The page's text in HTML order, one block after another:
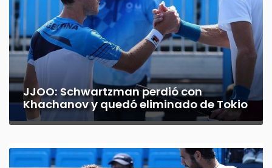
JJOO: Schwartzman perdió con
Khachanov y quedó eliminado de Tokio